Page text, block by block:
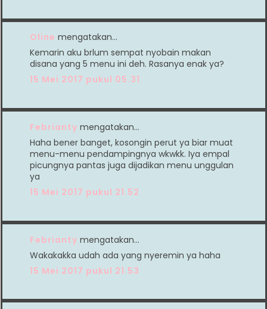
Oline mengatakan…
Kemarin aku brlum sempat nyobain makan
disana yang 5 menu ini deh. Rasanya enak ya?
15 Mei 2017 pukul 05.31
Febrianty mengatakan…
Haha bener banget, kosongin perut ya biar muat
menu-menu pendampingnya wkwkk. Iya empal
picungnya pantas juga dijadikan menu unggulan
ya
15 Mei 2017 pukul 21.52
Febrianty mengatakan…
Wakakakka udah ada yang nyeremin ya haha
15 Mei 2017 pukul 21.53